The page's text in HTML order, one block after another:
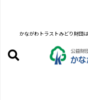
かながわトラストみどり財団は